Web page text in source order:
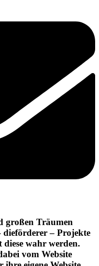
großen Träumen
– Projekte
wahr werden.
vom Website